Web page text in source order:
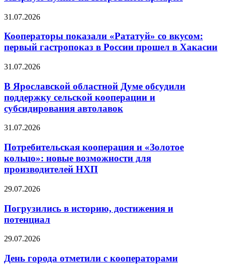
31.07.2026
Кооператоры показали «Рататуй» со вкусом:
первый гастропоказ в России прошел в Хакасии
31.07.2026
В Ярославской областной Думе обсудили
поддержку сельской кооперации и
субсидирования автолавок
31.07.2026
Потребительская кооперация и «Золотое
кольцо»: новые возможности для
производителей НХП
29.07.2026
Погрузились в историю, достижения и
потенциал
29.07.2026
День города отметили с кооператорами